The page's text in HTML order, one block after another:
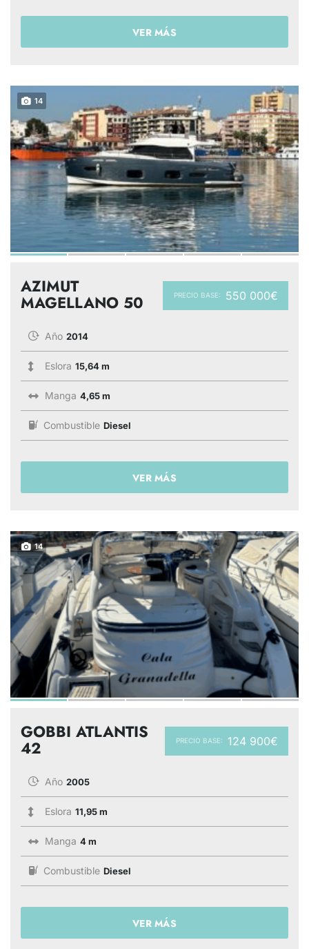
VER MÁS
14
PRECIO BASE: 550 000€
AZIMUT
MAGELLANO 50
Año 2014
Eslora 15,64 m
Manga 4,65 m
Combustible Diesel
VER MÁS
14
PRECIO BASE: 124 900€
GOBBI ATLANTIS
42
Año 2005
Eslora 11,95 m
Manga 4 m
Combustible Diesel
VER MÁS